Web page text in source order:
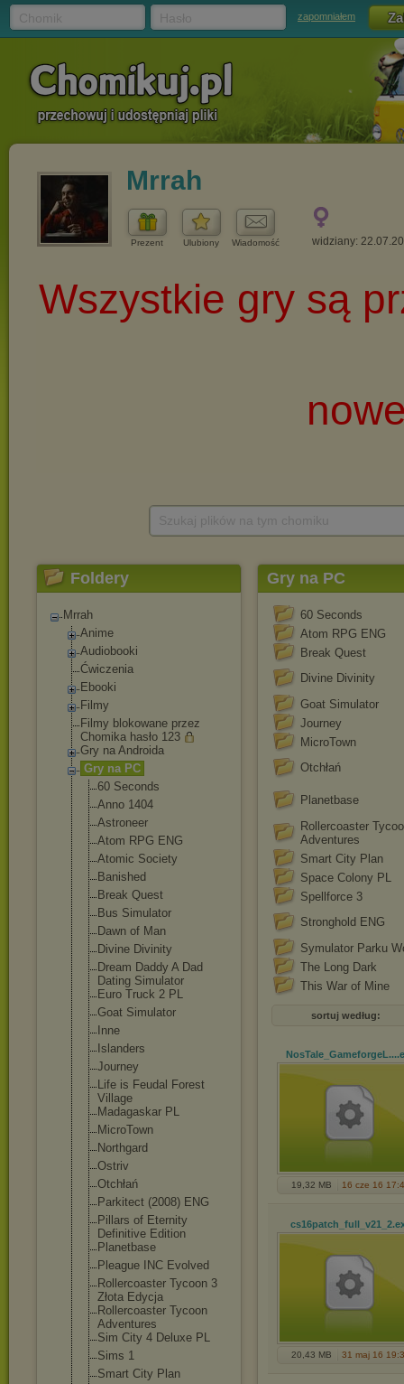
zapomniałem
Mrrah
Prezent Ulubiony Wiadomość widziany:
Foldery
Mrrah
Anime
Audiobooki
Ćwiczenia
Ebooki
Filmy
Filmy blokowane przez
Chomika hasło 123
Gry na Androida
Gry na PC
60 Seconds
Anno 1404
Astroneer
Atom RPG ENG
Atomic Society
Banished
Break Quest
Bus Simulator
Dawn of Man
Divine Divinity
Dream Daddy A Dad
Dating Simulator
Euro Truck 2 PL
Goat Simulator
Inne
Islanders
Journey
Life is Feudal Forest
Village
Madagaskar PL
MicroTown
Northgard
Ostriv
Otchłań
Parkitect (2008) ENG
Pillars of Eternity
Definitive Edition
Planetbase
Pleague INC Evolved
Rollercoaster Tycoon 3
Złota Edycja
Rollercoaster Tycoon
Adventures
Sim City 4 Deluxe PL
Sims 1
Smart City Plan
Gry na PC
60 Seconds
Atom RPG ENG
Break Quest
Divine Divinity
Goat Simulator
Journey
MicroTown
Otchłań
Planetbase
Rollercoaster
Adventures
Smart City Plan
Space Colony PL
Spellforce 3
Stronghold ENG
Symulator Parku
The Long Dark
This War of Mine
sortuj według:
NosTale_GameforgeL...
19,32 MB 16 cze 16
cs16patch_full_v21_2
20,43 MB 31 maj 16